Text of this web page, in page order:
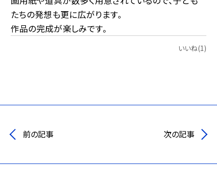
たちの発想も更に広がります。
作品の完成が楽しみです。
いいね(1)
前の記事 次の記事